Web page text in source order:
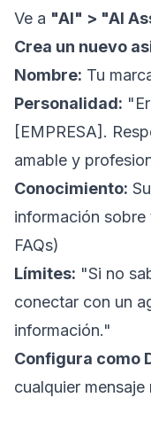
Ve a "AI" > "AI
Crea un nuevo
Nombre: Tu
Personalidad:
[EMPRESA].
amable y
Conocimiento:
información
FAQs)
Límites: "Si no
conectar con un
información."
Configura como
cualquier